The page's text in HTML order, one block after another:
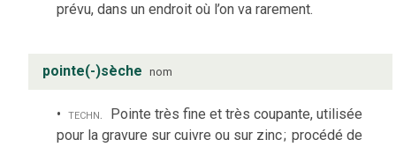
prévu, dans un endroit où l’on va rarement.
pointe(-)sèche nom
techn. Pointe très fine et très coupante, utilisée
pour la gravure sur cuivre ou sur zinc; procédé de